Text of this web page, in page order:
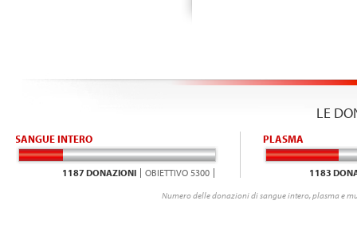
LE
SANGUE INTERO
1187 DONAZIONI OBIETTIVO 5300
PLASMA
1183
Numero delle donazioni di sangue intero, plasma e